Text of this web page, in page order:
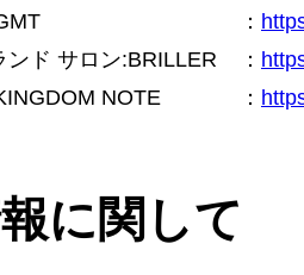
：
ンド サロン:BRILLER
：
NOTE
：
に関して